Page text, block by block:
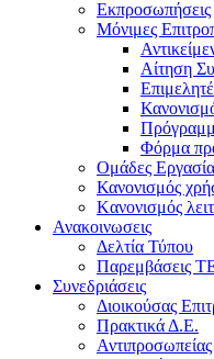
Εκπροσωπήσεις
Μόνιμες
Αίτηση
Φόρμα
Ομάδες
Κανονισμός
Kανονισμός
Ανακοινωσεις
Δελτία Τύπου
Παρεμβάσεις
Συνεδριάσεις
Διοικούσας
Πρακτικά Δ.Ε.